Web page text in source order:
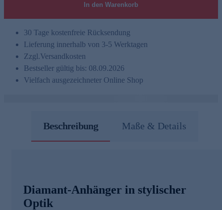
In den Warenkorb
30 Tage kostenfreie Rücksendung
Lieferung innerhalb von 3-5 Werktagen
Zzgl.Versandkosten
Bestseller gültig bis: 08.09.2026
Vielfach ausgezeichneter Online Shop
Beschreibung Maße & Details
Diamant-Anhänger in stylischer
Optik